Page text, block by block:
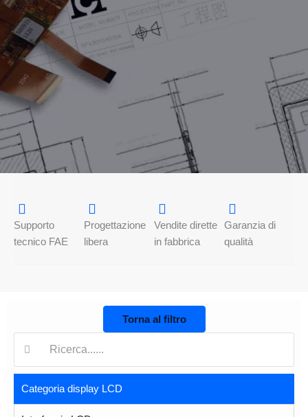
Supporto
tecnico FAE
Progettazione
libera
Vendite dirette
in fabbrica
Garanzia di
qualità
Torna al filtro
Categoria display LCD